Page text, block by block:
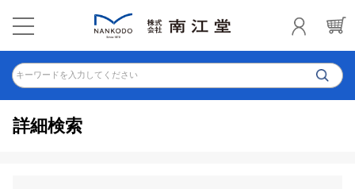
キーワードを入力してください
詳細検索